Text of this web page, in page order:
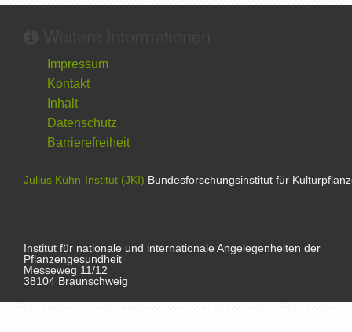
Impressum
Kontakt
Inhalt
Datenschutz
Barrierefreiheit
Julius Kühn-Institut (JKI) Bundesforschungsinstitut für
Institut für nationale und internationale Angelegenheiten der
Pflanzengesundheit
Messeweg 11/12
38104 Braunschweig